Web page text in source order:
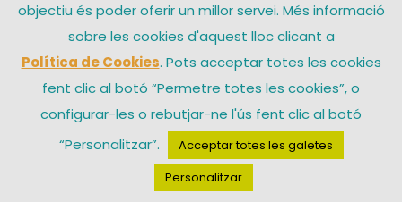
objectiu és poder oferir un millor servei. Més informació
sobre les cookies d'aquest lloc clicant a
Política de Cookies. Pots acceptar totes les cookies
fent clic al botó “Permetre totes les cookies”, o
configurar-les o rebutjar-ne l'ús fent clic al botó
“Personalitzar”.
Acceptar totes les galetes
Personalitzar